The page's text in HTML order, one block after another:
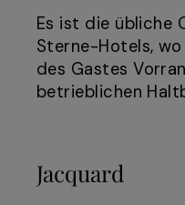
Es ist die übliche
Sterne-Hotels,
des Gastes
betrieblichen
Jacquard